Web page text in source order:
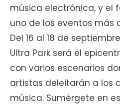
música electrónica, y el
uno de los eventos más
Del 16 al 18 de
Ultra Park será el
con varios escenarios
artistas deleitarán a los
música. Sumérgete en